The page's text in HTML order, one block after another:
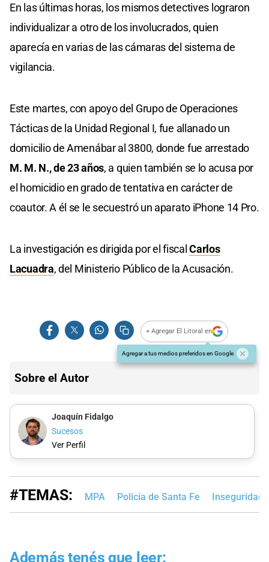
En las últimas horas, los mismos detectives lograron
individualizar a otro de los involucrados, quien
aparecía en varias de las cámaras del sistema de
vigilancia.
Este martes, con apoyo del Grupo de Operaciones
Tácticas de la Unidad Regional I, fue allanado un
domicilio de Amenábar al 3800, donde fue arrestado
M. M. N., de 23 años, a quien también se lo acusa por
el homicidio en grado de tentativa en carácter de
coautor. A él se le secuestró un aparato iPhone 14 Pro.
La investigación es dirigida por el fiscalCarlos
Lacuadra, del Ministerio Público de la Acusación.
+ Agregar El Litoral en
Agregar a tus medios preferidos en Google
Sobre el Autor
Joaquín Fidalgo
Sucesos
Ver Perfil
#TEMAS: MPA Policía de Santa Fe Inseguridad
Además tenés que leer: